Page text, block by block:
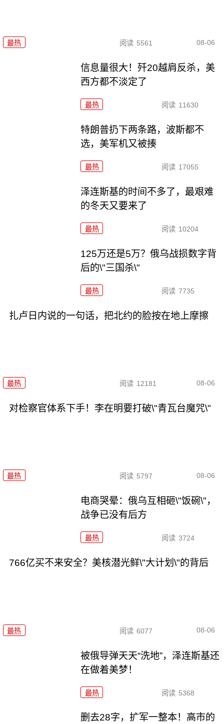
最热 阅读 5561 08-06
信息量很大！歼20越肩反杀，美
西方都不淡定了
最热 阅读 11630
特朗普扔下两条路，波斯都不
选，美军机又被揍
最热 阅读 17055
泽连斯基的时间不多了，最艰难
的冬天又要来了
最热 阅读 10204
125万还是5万？俄乌战损数字背
后的\"三国杀\"
最热 阅读 7735
扎卢日内说的一句话，把北约的脸按在地上摩擦
最热 阅读 12181 08-06
对检察官体系下手！李在明要打破\"青瓦台魔咒\"
最热 阅读 5797 08-06
电商哭晕：俄乌互相砸\"饭碗\"，
战争已没有后方
最热 阅读 3724
766亿买不来安全？美核潜光鲜\"大计划\"的背后
最热 阅读 6077 08-06
被俄导弹天天“洗地”，泽连斯基还
在做着美梦！
最热 阅读 5368
删去28字，扩军一整本！高市的